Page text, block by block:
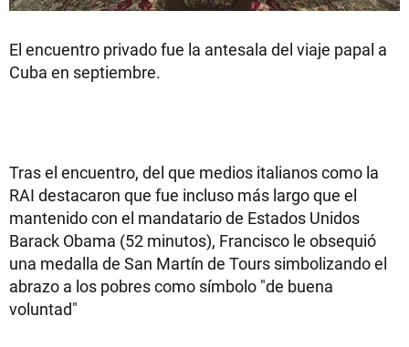
El encuentro privado fue la antesala del viaje papal a
Cuba en septiembre.
Tras el encuentro, del que medios italianos como la
RAI destacaron que fue incluso más largo que el
mantenido con el mandatario de Estados Unidos
Barack Obama (52 minutos), Francisco le obsequió
una medalla de San Martín de Tours simbolizando el
abrazo a los pobres como símbolo "de buena
voluntad"